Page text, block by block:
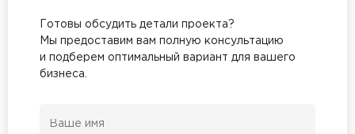
Готовы обсудить детали проекта?
Мы предоставим вам полную консультацию
и подберем оптимальный вариант для вашего
бизнеса.